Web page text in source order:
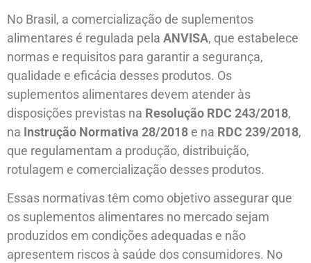
No Brasil, a comercialização de suplementos
alimentares é regulada pela ANVISA, que estabelece
normas e requisitos para garantir a segurança,
qualidade e eficácia desses produtos. Os
suplementos alimentares devem atender às
disposições previstas na Resolução RDC 243/2018,
na Instrução Normativa 28/2018 e na RDC 239/2018,
que regulamentam a produção, distribuição,
rotulagem e comercialização desses produtos.
Essas normativas têm como objetivo assegurar que
os suplementos alimentares no mercado sejam
produzidos em condições adequadas e não
apresentem riscos à saúde dos consumidores. No